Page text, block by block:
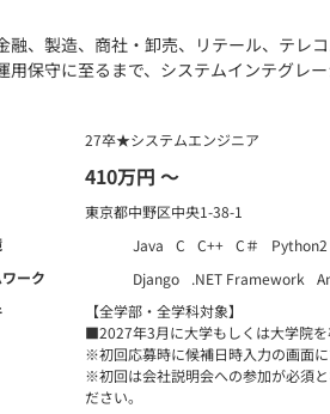
融、製造、商社・卸売、リテール、テレ
用保守に至るまで、システムインテグレ
27卒★システムエンジニア
410万円 〜
東京都中野区中央1-38-1
Java C C++ C＃ Python2
ーク
Django .NET Framework
【全学部・全学科対象】
■2027年3月に大学もしくは大学院
※初回応募時に候補日時入力の画面に
※初回は会社説明会への参加が必須
ださい。